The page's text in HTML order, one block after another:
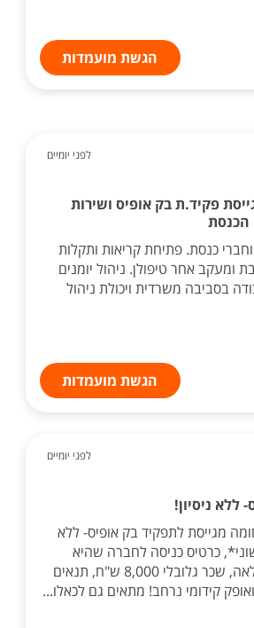
הגשת מועמדות
לפני יומיים
פקיד.ת בק אופיס ושירות
הכנסת
כנסת. פתיחת קריאות ותקלות
אחר טיפולן. ניהול יומנים
בסביבה משרדית ויכולת ניהול
הגשת מועמדות
לפני יומיים
ללא ניסיון!
מגייסת לתפקיד בק אופיס- ללא
כרטיס כניסה לחברה שהיא
משפחה! משרה מלאה, שכר גלובלי 8,000 ש"ח, תנאים
קידומי נרחב! מתאים גם לכאלו...